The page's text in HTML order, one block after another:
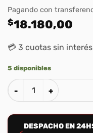
Pagando con
$18.180,00
💳 3 cuotas sin
5 disponibles
Consejería Bíblica Vol.
DESPACHO EN